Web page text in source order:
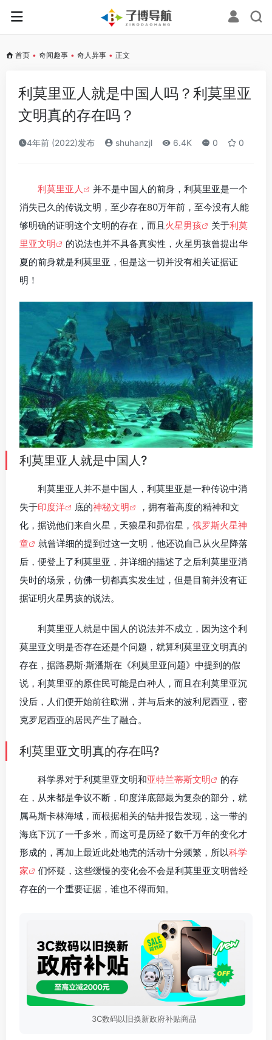
首页 • 奇闻趣事 • 奇人异事 • 正文
利莫里亚人就是中国人吗？利莫里亚
文明真的存在吗？
4年前 (2022)发布 shuhanzjl 6.4K 0 0
利莫里亚人
并不是中国人的前身，利莫里亚是一个
消失已久的传说文明，至少存在80万年前，至今没有人能
够明确的证明这个文明的存在，而且 火星男孩 关于利莫
里亚文明
的说法也并不具备真实性，火星男孩曾提出华
夏的前身就是利莫里亚，但是这一切并没有相关证据证
明！
利莫里亚人就是中国人?
利莫里亚人并不是中国人，利莫里亚是一种传说中消
失于印度洋 底的神秘文明
，拥有着高度的精神和文
化，据说他们来自火星，天狼星和昴宿星， 俄罗斯火星神
童
就曾详细的提到过这一文明，他还说自己从火星降落
后，便登上了利莫里亚，并详细的描述了之后利莫里亚消
失时的场景，仿佛一切都真实发生过，但是目前并没有证
据证明火星男孩的说法。
利莫里亚人就是中国人的说法并不成立，因为这个利
莫里亚文明是否存在还是个问题，就算利莫里亚文明真的
存在，据路易斯·斯潘斯在《利莫里亚问题》中提到的假
说，利莫里亚的原住民可能是白种人，而且在利莫里亚沉
没后，人们便开始前往欧洲，并与后来的波利尼西亚，密
克罗尼西亚的居民产生了融合。
利莫里亚文明真的存在吗?
科学界对于利莫里亚文明和亚特兰蒂斯文明
的存
在，从来都是争议不断，印度洋底部最为复杂的部分，就
属马斯卡林海域，而根据相关的钻井报告发现，这一带的
海底下沉了一千多米，而这可是历经了数千万年的变化才
形成的，再加上最近此处地壳的活动十分频繁，所以科学
家
们怀疑，这些缓慢的变化会不会是利莫里亚文明曾经
存在的一个重要证据，谁也不得而知。
3C数码以旧换新政府补贴商品